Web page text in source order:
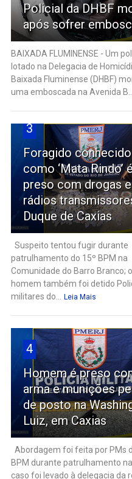
Policial da DHBF
após sofrer
BAIXADA FLUMINENSE - Um
lotado na Delegacia de
Baixada Fluminense (DHBF)
uma emboscada na Avenida B...
3
Foragido conhecido
como ‘Mata Rindo’
preso com drogas e
rádios
Duque de Caxias
Suspeito tentou fugir durante
patrulhamento do 15º BPM na
Comunidade do Barro Branco;
homem também foi detido
militares do...
Leia Mais
4
Homem é preso
arma e munições
de posto na
Luiz, em Caxias
Abordagem foi feita por PMs
BPM durante patrulhamento
caso foi levado à delegacia da